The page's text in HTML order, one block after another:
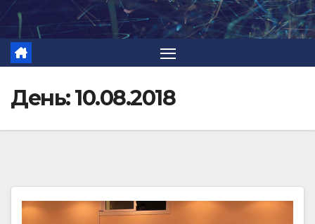
Перейти
содержимому
День:10.08.2018